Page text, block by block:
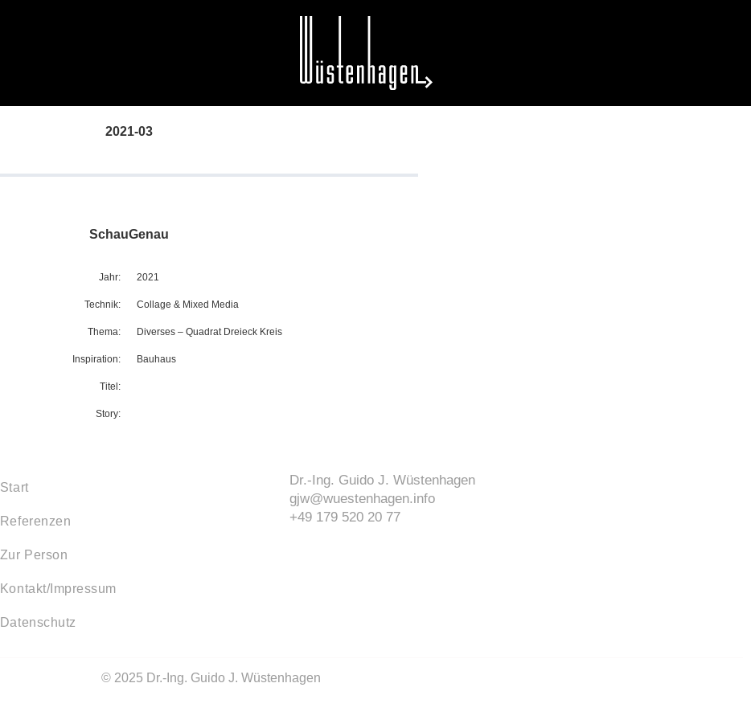
2021-03
SchauGenau
Jahr:
Technik:
Thema:
Inspiration:
Titel:
Story:
2021
Collage & Mixed Media
Diverses – Quadrat Dreieck Kreis
Bauhaus
Start
Referenzen
Zur Person
Kontakt/Impressum
Datenschutz
Dr.-Ing. Guido J. Wüstenhagen
gjw@wuestenhagen.info
+49 179 520 20 77
© 2025 Dr.-Ing. Guido J. Wüstenhagen